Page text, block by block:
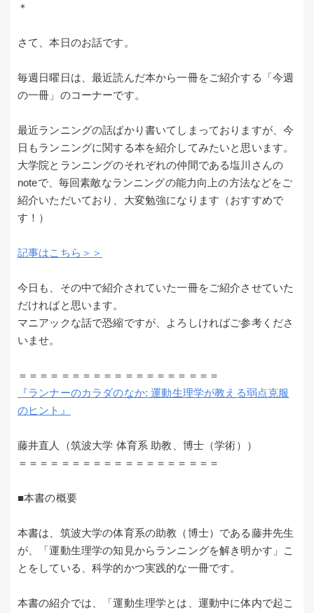
＊
さて、本日のお話です。
毎週日曜日は、最近読んだ本から一冊をご紹介する「今週
の一冊」のコーナーです。
最近ランニングの話ばかり書いてしまっておりますが、今
日もランニングに関する本を紹介してみたいと思います。
大学院とランニングのそれぞれの仲間である塩川さんの
noteで、毎回素敵なランニングの能力向上の方法などをご
紹介いただいており、大変勉強になります（おすすめで
す！）
記事はこちら＞＞
今日も、その中で紹介されていた一冊をご紹介させていた
だければと思います。
マニアックな話で恐縮ですが、よろしければご参考くださ
いませ。
＝＝＝＝＝＝＝＝＝＝＝＝＝＝＝＝＝＝＝
『ランナーのカラダのなか: 運動生理学が教える弱点克服
のヒント』
藤井直人（筑波大学 体育系 助教、博士（学術））
＝＝＝＝＝＝＝＝＝＝＝＝＝＝＝＝＝＝＝
■本書の概要
本書は、筑波大学の体育系の助教（博士）である藤井先生
が、「運動生理学の知見からランニングを解き明かす」こ
とをしている、科学的かつ実践的な一冊です。
本書の紹介では、「運動生理学とは、運動中に体内で起こ